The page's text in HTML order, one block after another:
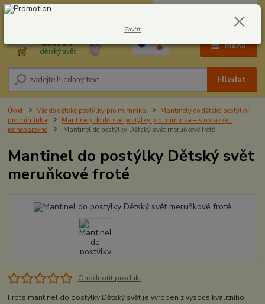
Menu
Hledat
604278943 0,00 Kč
Úvod Vše do dětské postýlky pro miminka
Mantinely do dětské postýlky
pro miminka
Mantinely do dětské postýlky pro miminka – s obrázky i
jednobarevné
Mantinel do postýlky Dětský svět meruňkové froté
Mantinel do postýlky Dětský svět
meruňkové froté
Ohodnotit produkt
Froté mantinel do postýlky Dětský svět je vyroben z vysoce kvalitního
Zavřít